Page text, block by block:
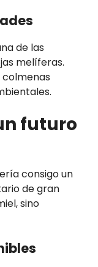
de las
melíferas.
colmenas
futuro
consigo un
de gran
sino